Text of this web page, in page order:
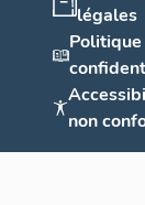
légales
Politique
non